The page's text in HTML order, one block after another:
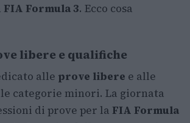
FIA Formula 3. Ecco cosa
libere e qualifiche
alle prove libere e alle
categorie minori. La giornata
di prove per la FIA Formula